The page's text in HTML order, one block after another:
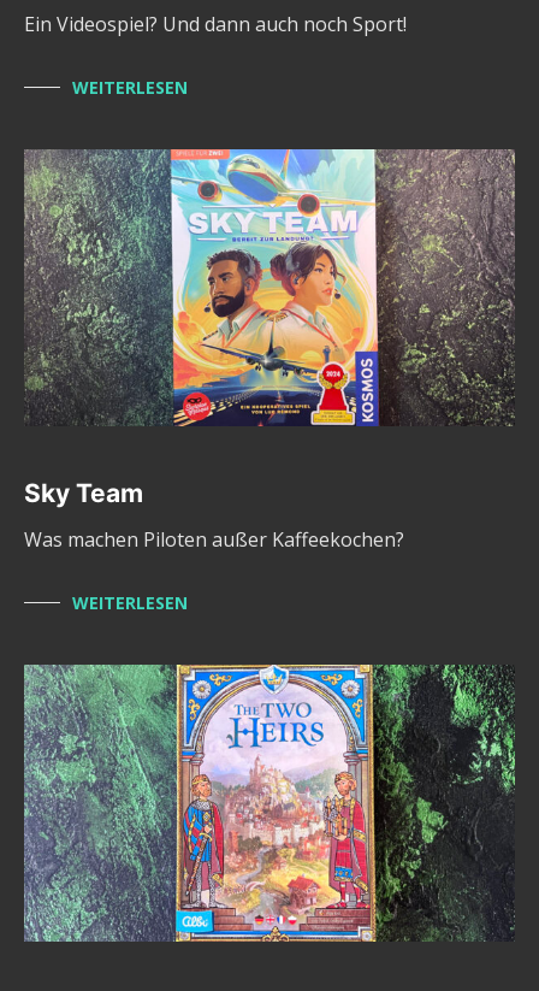
Ein Videospiel? Und dann auch noch Sport!
WEITERLESEN
Sky Team
Was machen Piloten außer Kaffeekochen?
WEITERLESEN